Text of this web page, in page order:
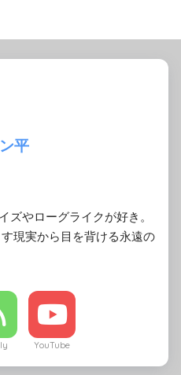
平
ズやローグライクが好き。
現実から目を背ける永遠の
YouTube